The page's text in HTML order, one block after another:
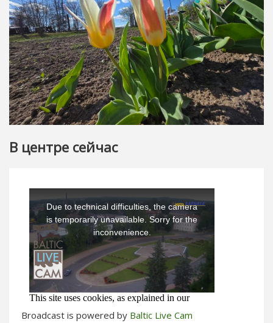
В центре сейчас
Broadcast is powered by Baltic Live Cam